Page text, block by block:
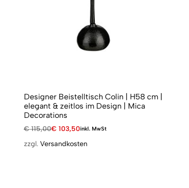
Designer Beistelltisch Colin | H58 cm |
elegant & zeitlos im Design | Mica
Decorations
€115,00€ 103,50inkl. MwSt
zzgl. Versandkosten